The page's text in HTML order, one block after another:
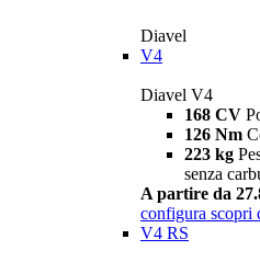
Diavel
V4
Diavel V4
168 CV
126 Nm
223 kg
senza
A partire da
configura scopri
V4 RS